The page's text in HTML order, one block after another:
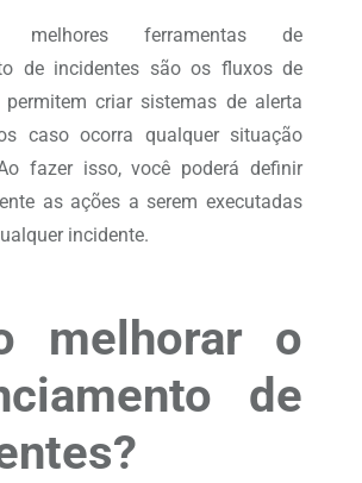
ferramentas de
de incidentes são os fluxos de
criar sistemas de alerta
caso ocorra qualquer situação
fazer isso, você poderá definir
as ações a serem executadas
incidente.
melhorar o
de